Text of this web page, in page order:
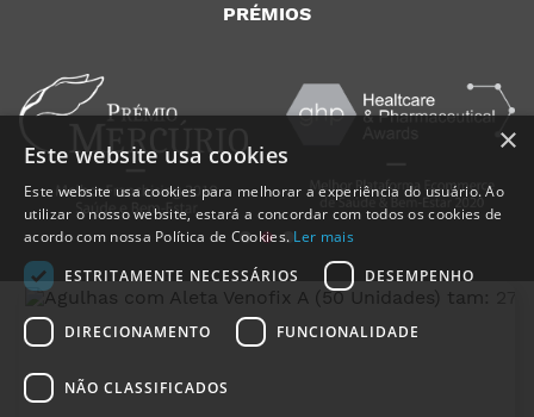
PRÉMIOS
MedicalShop - Saúde e Bem-Estar
×
Este website usa cookies
Este website usa cookies para melhorar a experiência do usuário. Ao
utilizar o nosso website, estará a concordar com todos os cookies de
acordo com nossa Política de Cookies. Ler mais
ESTRITAMENTE NECESSÁRIOS
DESEMPENHO
DIRECIONAMENTO FUNCIONALIDADE
NÃO CLASSIFICADOS